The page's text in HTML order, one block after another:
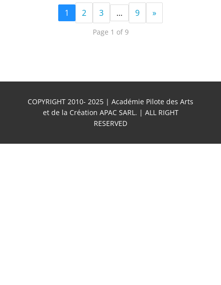
1 2 3 … 9 »
Page 1 of 9
COPYRIGHT 2010- 2025 | Académie Pilote des Arts
et de la Création APAC SARL. | ALL RIGHT
RESERVED